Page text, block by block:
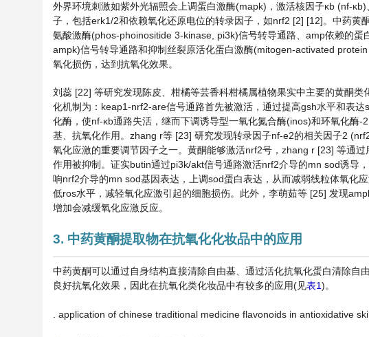
外界环境刺激如紫外光辐照会上调蛋白激酶(mapk)，激活核因子κb (nf-
子，包括erk1/2和依赖氧化还原电位的转录因子，如nrf2 [2] [12]。中药
氨酸激酶(phos-phoinositide 3-kinase, pi3k)信号转导通路、amp依赖的
ampk)信号转导通路和抑制丝裂原活化蛋白激酶(mitogen-activated
氧化损伤，达到抗氧化效果。
刘蕊 [22] 等研究发现陈皮、柑橘等芸香科柑橘属植物果实中主要的黄酮
化机制为：keap1-nrf2-are信号通路首先被激活，通过提高gsh水平和表
化酶，使nf-κb通路失活，继而下调诱导型一氧化氮合酶(inos)和环氧化
基、抗氧化作用。zhang r等 [23] 研究发现转录因子nf-e2的相关因子2
氧化应激的重要调节因子之一。黄酮能够激活nrf2号，zhang r [23] 等通
作用被抑制。证实butin通过pi3k/akt信号通路激活nrf2介导的mn sod诱导
响nrf2介导的mn sod基因表达，上调sod蛋白表达，从而减弱线粒体氧化
低ros水平，减轻氧化应激引起的细胞损伤。此外，李萌茹等 [25] 发现
增加会减缓氧化应激反应。
3. 中药黄酮提取物在抗氧化化妆品中的应用
中药黄酮可以通过自身结构直接清除自由基、通过活化抗氧化蛋白清除自
良好抗氧化效果，因此在抗氧化类化妆品中有较多的应用(见表1)。
. application of chinese traditional medicine flavonoids in antioxidative